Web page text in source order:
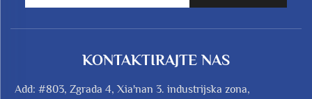
KONTAKTIRAJTE NAS
Add: #803, Zgrada 4, Xia'nan 3. industrijska zona,